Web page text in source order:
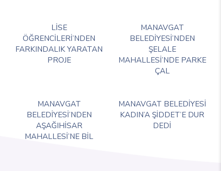
LİSE
ÖĞRENCİLERİ’NDEN
FARKINDALIK YARATAN
PROJE
MANAVGAT
BELEDİYESİ’NDEN
ŞELALE
MAHALLESİ’NDE PARKE
ÇAL
MANAVGAT
BELEDİYESİ’NDEN
AŞAĞIHİSAR
MAHALLESİ’NE BİL
MANAVGAT BELEDİYESİ
KADIN’A ŞİDDET’E DUR
DEDİ